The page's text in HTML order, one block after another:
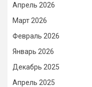
Апрель 2026
Март 2026
Февраль 2026
Январь 2026
Декабрь 2025
Апрель 2025